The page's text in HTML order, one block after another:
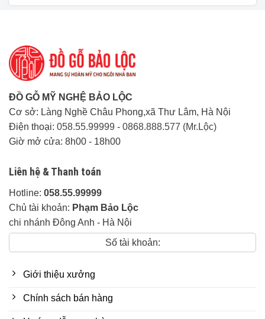
20k/1km
Các tỉnh thành khác:
Thời gian giao hàng:Linh động tuỳ khu vực
Về độ dày:
-Khung tranh 4cm, Ván Mặt 2cm.
– Chân đùi gà rộng 14cm
– Xà bản rộng 8cm dày 4cm
Tặng kèm:
-Bộ nệm da 13 món Da: cleo nhập khẩu
– Kính Bàn và Kính đôn trắng dày 9li.
Cam Kết của Đồ Gỗ Mỹ Nghệ Bảo Lộc:
Cam kết đúng 100% đúng chủng loại gỗ
tiền 100% + đền bù 10% giá trị tiền hàng.
ĐỒ GỖ MỸ NGHỆ BẢO LỘC
Cơ sở: Làng Nghề Châu Phong,xã Thư Lâm, Hà Nội
Điện thoại: 058.55.99999 - 0868.888.577 (Mr.Lộc)
Giờ mở cửa: 8h00 - 18h00
Liên hệ & Thanh toán
Hotline: 058.55.99999
Chủ tài khoản: Phạm Bảo Lộc
chi nhánh Đông Anh - Hà Nội
Số tài khoản:
Giới thiệu xưởng
Chính sách bán hàng